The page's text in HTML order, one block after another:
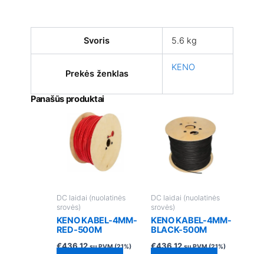
Svoris 5.6 kg
Prekės ženklas
KENO
Panašūs produktai
DC laidai (nuolatinės
srovės)
KENO KABEL-4MM-
RED-500M
€436.12 su PVM (21%)
DC laidai (nuolatinės
srovės)
KENO KABEL-4MM-
BLACK-500M
€436.12 su PVM (21%)